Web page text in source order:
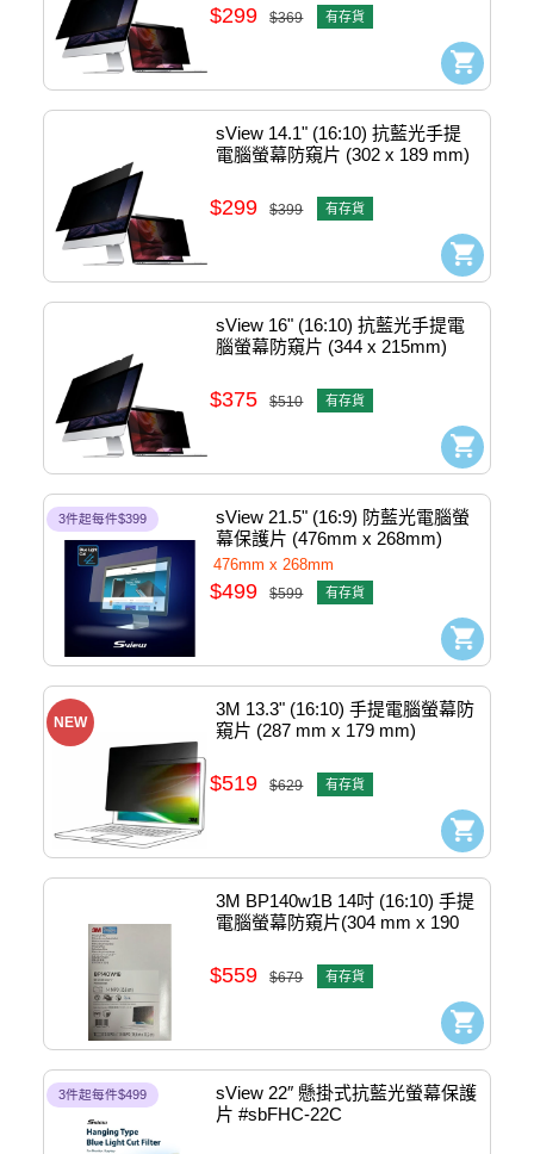
$299 $369 有存貨
sView 14.1" (16:10) 抗藍光手提
電腦螢幕防窺片 (302 x 189 mm)
$299 $399 有存貨
sView 16" (16:10) 抗藍光手提電
腦螢幕防窺片 (344 x 215mm)
$375 $510 有存貨
3件起每件$399
sView 21.5" (16:9) 防藍光電腦螢
幕保護片 (476mm x 268mm)
#sbFAg-21.5w9
476mm x 268mm
$499 $599 有存貨
NEW
3M 13.3" (16:10) 手提電腦螢幕防
窺片 (287 mm x 179 mm)
$519 $629 有存貨
3M BP140w1B 14吋 (16:10) 手提
電腦螢幕防窺片(304 mm x 190
$559 $679 有存貨
3件起每件$499
sView 22″ 懸掛式抗藍光螢幕保護
片 #sbFHC-22C